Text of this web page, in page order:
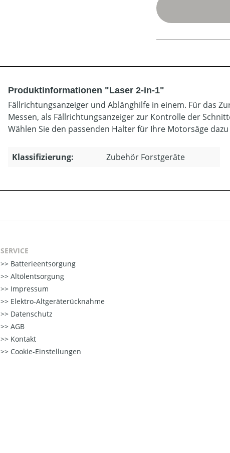
Produktinformationen "Laser 2-in-1"
Fällrichtungsanzeiger und Ablänghilfe in einem. Für das
Messen, als Fällrichtungsanzeiger zur Kontrolle der
Wählen Sie den passenden Halter für Ihre Motorsäge dazu
Klassifizierung: Zubehör Forstgeräte
SERVICE
Batterieentsorgung
Altölentsorgung
Impressum
Elektro-Altgeräterücknahme
Datenschutz
AGB
Kontakt
Cookie-Einstellungen